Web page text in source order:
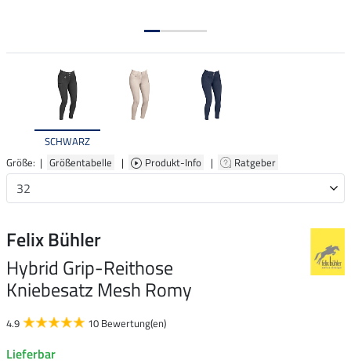
SCHWARZ
Größe: | Größentabelle | Produkt-Info | Ratgeber
Felix Bühler
Hybrid Grip-Reithose
Kniebesatz Mesh Romy
4.9 10 Bewertung(en)
Lieferbar